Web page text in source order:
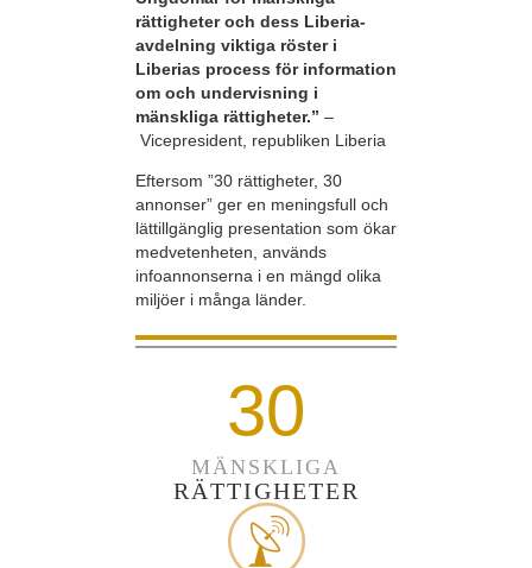
rättigheter och dess Liberia-
avdelning viktiga röster i
Liberias process för information
om och undervisning i
mänskliga rättigheter.” –
Vicepresident, republiken Liberia
Eftersom ”30 rättigheter, 30
annonser” ger en meningsfull och
lättillgänglig presentation som ökar
medvetenheten, används
infoannonserna i en mängd olika
miljöer i många länder.
30
MÄNSKLIGA
RÄTTIGHETER